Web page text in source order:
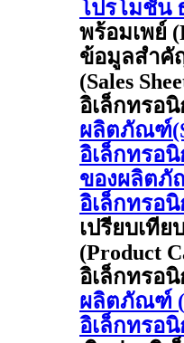
โปรโมชัน
พร้อมเพย์
ข้อมูลสำ
(Sales
อิเล็กทรอ
ผลิตภัณฑ์
อิเล็กทรอ
ของผลิตภั
อิเล็กทรอ
เปรียบเที
(Product
อิเล็กทรอ
ผลิตภัณฑ์
อิเล็กทรอ